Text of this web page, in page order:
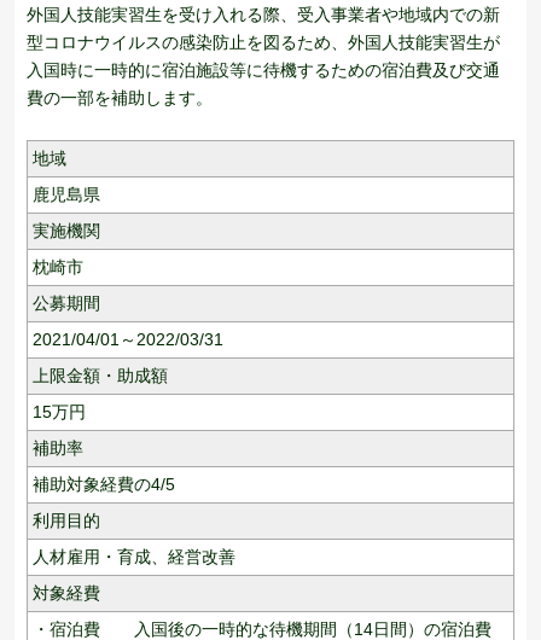
外国人技能実習生を受け入れる際、受入事業者や地域内での新
型コロナウイルスの感染防止を図るため、外国人技能実習生が
入国時に一時的に宿泊施設等に待機するための宿泊費及び交通
費の一部を補助します。
地域
鹿児島県
実施機関
枕崎市
公募期間
2021/04/01～2022/03/31
上限金額・助成額
15万円
補助率
補助対象経費の4/5
利用目的
人材雇用・育成、 経営改善
対象経費
・宿泊費 入国後の一時的な待機期間（14日間）の宿泊費